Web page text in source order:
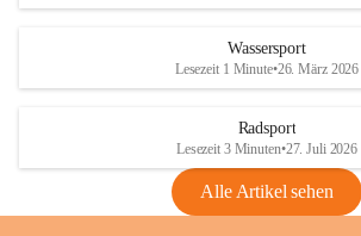
Anhang VBl. EU Nr. 18
1 Seite•1,4 MB
VBl. EU Nr. 18_2026
Wassersport
Lesezeit 1 Minute•26. März 2026
Radsport
Lesezeit 3 Minuten•27. Juli 2026
Alle Artikel sehen